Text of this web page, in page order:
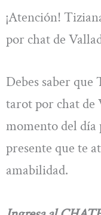
¡Atención!
por chat de
Debes saber que
tarot por chat de
momento del día
presente que te
amabilidad.